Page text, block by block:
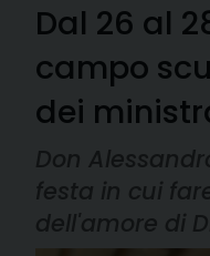
Dal 26 al
campo
dei
Don
festa in cui
dell'amore di